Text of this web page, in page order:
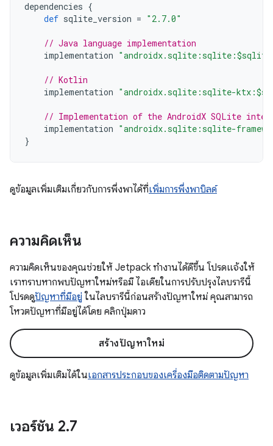
dependencies {
def sqlite_version = "2.7.0"
// Java language implementation
implementation
// Kotlin
implementation "androidx.sqlite:sqlite-
// Implementation of the AndroidX SQLite
implementation "androidx.sqlite:sqlite-
}
ดูข้อมูลเพิ่มเติมเกี่ยวกับการพึ่งพาได้ที่เพิ่มการพึ่งพาบิลด์
ความคิดเห็น
ความคิดเห็นของคุณช่วยให้ Jetpack ทำงานได้ดีขึ้น โปรดแจ้งให้
เราทราบหากพบปัญหาใหม่หรือมี ไอเดียในการปรับปรุงไลบรารีนี้
โปรดดูปัญหาที่มีอยู่ ในไลบรารีนี้ก่อนสร้างปัญหาใหม่ คุณสามารถ
โหวตปัญหาที่มีอยู่ได้โดย คลิกปุ่มดาว
สร้างปัญหาใหม่
ดูข้อมูลเพิ่มเติมได้ในเอกสารประกอบของเครื่องมือติดตามปัญหา
เวอร์ชัน 2.7